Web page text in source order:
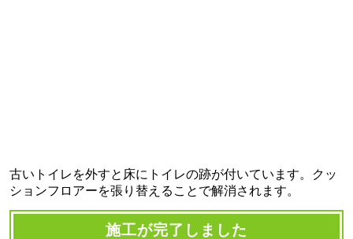
古いトイレを外すと床にトイレの跡が付いています。クッ
ションフロアーを張り替えることで解消されます。
施工が完了しました